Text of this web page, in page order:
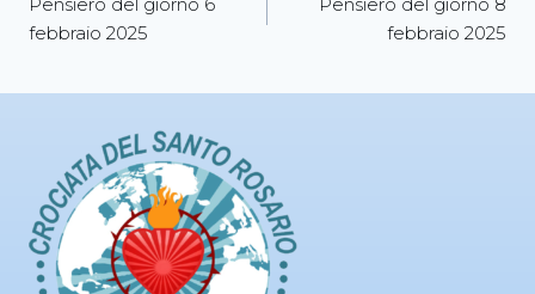
Pensiero del giorno 6
febbraio 2025
Pensiero del giorno 8
febbraio 2025